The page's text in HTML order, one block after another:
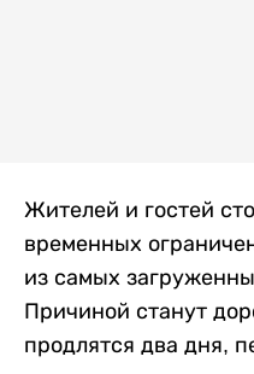
Жителей и гостей
временных
из самых
Причиной станут
продлятся два дня,